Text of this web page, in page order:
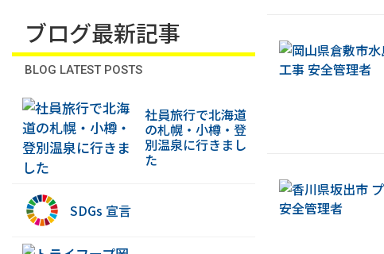
ブログ最新記事
BLOG LATEST POSTS
社員旅行で北海道
の札幌・小樽・登
別温泉に行きまし
た
SDGs 宣言